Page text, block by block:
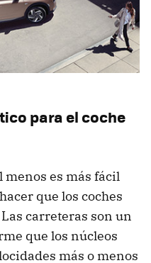
para el coche
menos es más fácil
que los coches
carreteras son un
que los núcleos
más o menos